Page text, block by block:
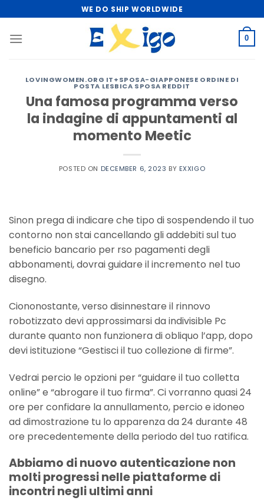
to
content
WE DO SHIP WORLDWIDE
0
LOVINGWOMEN.ORG IT+SPOSA-GIAPPONESE ORDINE DI
POSTA LESBICA SPOSA REDDIT
Una famosa programma verso
la indagine di appuntamenti al
momento Meetic
POSTED ON DECEMBER 6, 2023 BY EXXIGO
Sinon prega di indicare che tipo di sospendendo il tuo
contorno non stai cancellando gli addebiti sul tuo
beneficio bancario per rso pagamenti degli
abbonamenti, dovrai guidare il incremento nel tuo
disegno.
Ciononostante, verso disinnestare il rinnovo
robotizzato devi approssimarsi da indivisible Pc
durante quanto non funzionera di obliquo l’app, dopo
devi istituzione “Gestisci il tuo collezione di firme”.
Vedrai percio le opzioni per “guidare il tuo colletta
online” e “abrogare il tuo firma”. Ci vorranno quasi 24
ore per confidare la annullamento, percio e idoneo
ad dimostrazione tu lo apparenza da 24 durante 48
ore precedentemente della periodo del tuo ratifica.
Abbiamo di nuovo autenticazione non
molti progressi nelle piattaforme di
incontri negli ultimi anni